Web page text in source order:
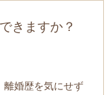
きますか？
離婚歴を気にせず